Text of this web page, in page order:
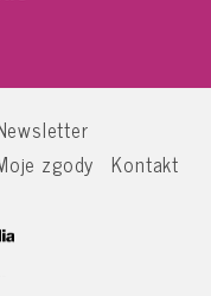
zgody Kontakt